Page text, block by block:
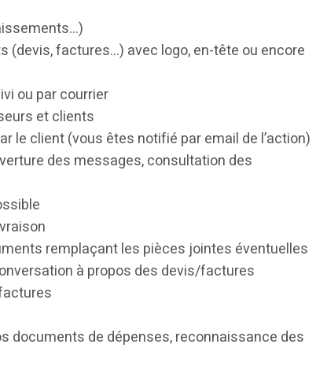
(devis, factures…) avec logo, en-tête ou encore
ou par courrier
et clients
le client (vous êtes notifié par email de l’action)
des messages, consultation des
remplaçant les pièces jointes éventuelles
à propos des devis/factures
documents de dépenses, reconnaissance des